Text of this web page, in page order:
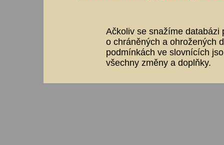
Ačkoliv se snažíme databázi
o chráněných a ohrožených
podmínkách ve slovnících
všechny změny a doplňky.